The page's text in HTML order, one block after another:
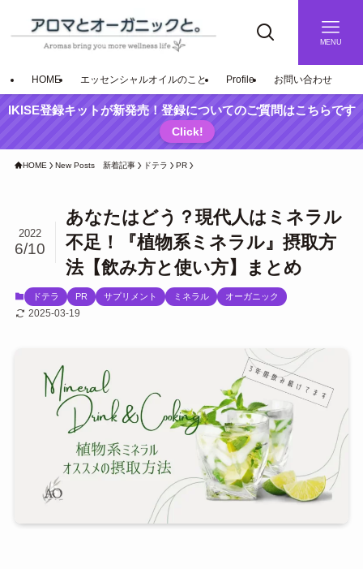
MENU
HOME エッセンシャルオイルのこと Profile お問い合わせ
IKISE登録キットが新発売！登録についてのご質問はこちらです
Click!
HOME New Posts 新着記事 ドテラ PR
あなたはどう？現代人はミネラル
不足！『植物系ミネラル』摂取方
法【飲み方と使い方】まとめ
2022
6/10
ドテラ PR サプリメント ミネラル オーガニック
2025-03-19